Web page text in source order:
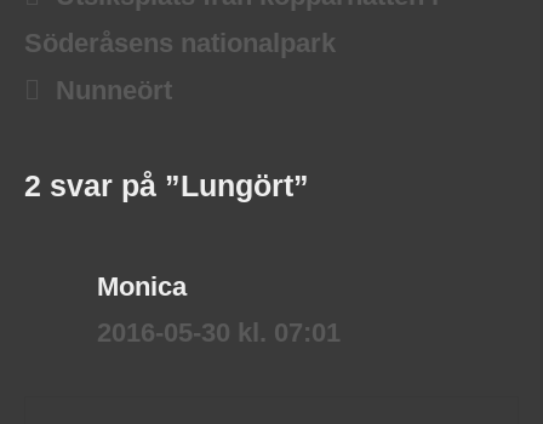
Söderåsens nationalpark
Nunneört
2 svar på ”Lungört”
Monica
2016-05-30 kl. 07:01